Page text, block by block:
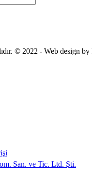
© 2022 - Web design by